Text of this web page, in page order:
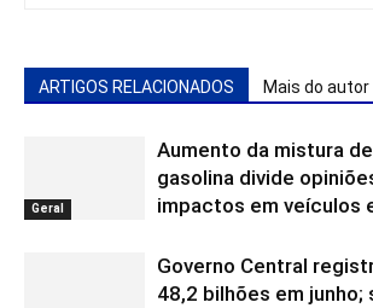
ARTIGOS RELACIONADOS Mais do autor
Geral
Aumento da mistura
gasolina divide
impactos em veículos
Governo Central
48,2 bilhões em junho;